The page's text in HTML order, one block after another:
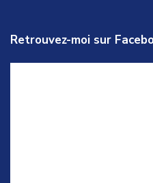
Retrouvez-moi sur